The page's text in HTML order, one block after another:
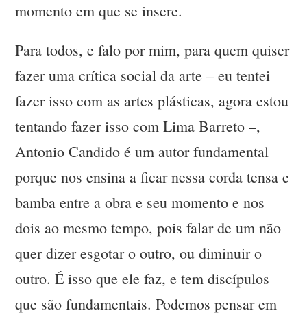
momento em que se insere.
Para todos, e falo por mim, para quem quiser
fazer uma crítica social da arte – eu tentei
fazer isso com as artes plásticas, agora estou
tentando fazer isso com Lima Barreto –,
Antonio Candido é um autor fundamental
porque nos ensina a ficar nessa corda tensa e
bamba entre a obra e seu momento e nos
dois ao mesmo tempo, pois falar de um não
quer dizer esgotar o outro, ou diminuir o
outro. É isso que ele faz, e tem discípulos
que são fundamentais. Podemos pensar em